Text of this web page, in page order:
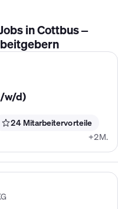
in Cottbus –
w/d)
24 Mitarbeitervorteile
+2M.